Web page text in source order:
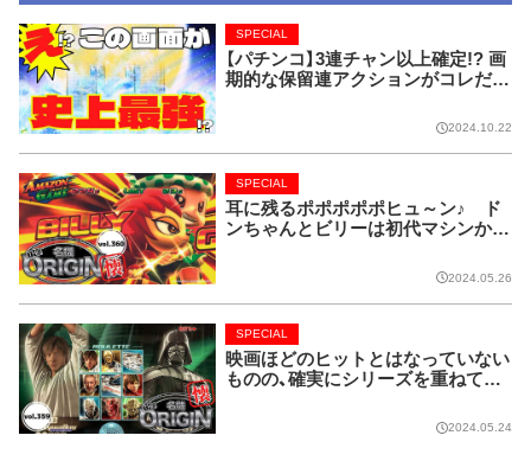
【パチンコ】3連チャン以上確定!? 画
期的な保留連アクションがコレだ!
SPECIAL
2024.10.22
耳に残るポポポポポヒュ～ン♪ ド
ンちゃんとビリーは初代マシンから
SPECIAL
2024.05.26
映画ほどのヒットとはなっていない
ものの、確実にシリーズを重ねてい
SPECIAL
2024.05.24